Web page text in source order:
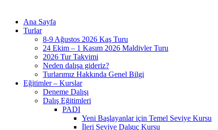
Ana Sayfa
Turlar
8-9 Ağustos 2026 Kaş Turu
24 Ekim – 1 Kasım 2026 Maldivler Turu
2026 Tur Takvimi
Neden dalışa gideriz?
Turlarımız Hakkında Genel Bilgi
Eğitimler – Kurslar
Deneme Dalışı
Dalış Eğitimleri
PADI
Yeni Başlayanlar için Temel Seviye Kursu
İleri Seviye Dalgıç Kursu